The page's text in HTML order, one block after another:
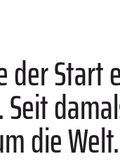
Start
. Seit
die Welt.